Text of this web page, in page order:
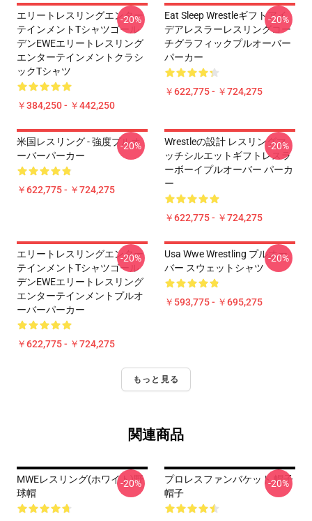
エリートレスリングエンター
テインメントTシャツゴール
デンEWEエリートレスリング
エンターテインメントクラシ
ックTシャツ
￥384,250 - ￥442,250
-20%
Eat Sleep Wrestleギフトアイ
デアレスラーレスリングコー
チグラフィックプルオーバー
パーカー
￥622,775 - ￥724,275
-20%
米国レスリング - 強度プルオ
ーバーパーカー
￥622,775 - ￥724,275
-20%
Wrestleの設計 レスリングマ
ッチシルエットギフトレスラ
ーボーイプルオーバー パーカ
ー
￥622,775 - ￥724,275
-20%
エリートレスリングエンター
テインメントTシャツゴール
デンEWEエリートレスリング
エンターテインメントプルオ
ーバーパーカー
￥622,775 - ￥724,275
-20%
Usa Wwe Wrestling プルオー
バー スウェットシャツ
￥593,775 - ￥695,275
-20%
もっと見る
関連商品
MWEレスリング(ホワイト)野
球帽
-20%
プロレスファンバケット 帽子
帽子
-20%